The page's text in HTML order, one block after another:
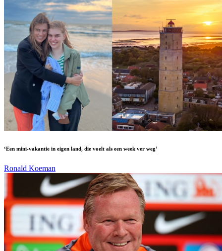
‘Een mini-vakantie in eigen land, die voelt als een week ver weg’
Ronald Koeman